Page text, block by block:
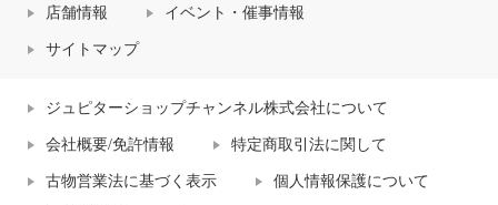
店舗情報 イベント・催事情報
サイトマップ
ジュピターショップチャンネル株式会社について
会社概要/免許情報 特定商取引法に関して
古物営業法に基づく表示 個人情報保護について